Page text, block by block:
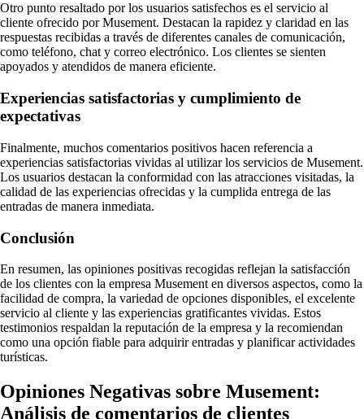
Otro punto resaltado por los usuarios satisfechos es el servicio al
cliente ofrecido por Musement. Destacan la rapidez y claridad en las
respuestas recibidas a través de diferentes canales de comunicación,
como teléfono, chat y correo electrónico. Los clientes se sienten
apoyados y atendidos de manera eficiente.
Experiencias satisfactorias y cumplimiento de
expectativas
Finalmente, muchos comentarios positivos hacen referencia a
experiencias satisfactorias vividas al utilizar los servicios de Musement.
Los usuarios destacan la conformidad con las atracciones visitadas, la
calidad de las experiencias ofrecidas y la cumplida entrega de las
entradas de manera inmediata.
Conclusión
En resumen, las opiniones positivas recogidas reflejan la satisfacción
de los clientes con la empresa Musement en diversos aspectos, como la
facilidad de compra, la variedad de opciones disponibles, el excelente
servicio al cliente y las experiencias gratificantes vividas. Estos
testimonios respaldan la reputación de la empresa y la recomiendan
como una opción fiable para adquirir entradas y planificar actividades
turísticas.
Opiniones Negativas sobre Musement:
Análisis de comentarios de clientes